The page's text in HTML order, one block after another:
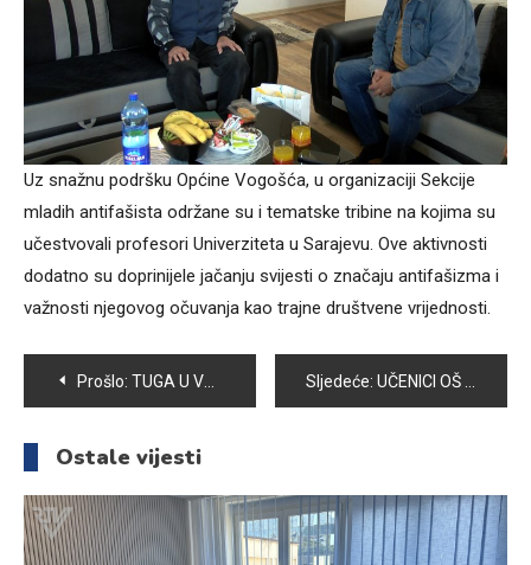
Uz snažnu podršku Općine Vogošća, u organizaciji Sekcije
mladih antifašista održane su i tematske tribine na kojima su
učestvovali profesori Univerziteta u Sarajevu. Ove aktivnosti
dodatno su doprinijele jačanju svijesti o značaju antifašizma i
važnosti njegovog očuvanja kao trajne društvene vrijednosti.
Navigacija
članaka
Prošlo: TUGA U VOGOŠĆI: PREMINULA DJEVOJČICA SELMA BAŠIĆ Sljedeće: UČENICI OŠ “ZAHID BARUČIJA” PRVO POLUGODIŠTE ZAVRŠILI SREDNJOM OCJENOM 4,59
Ostale vijesti